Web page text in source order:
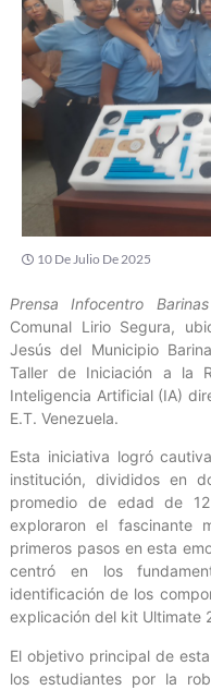
10 De Julio De 2025
Prensa Infocentro
Comunal Lirio Segura,
Jesús del Municipio
Taller de Iniciación a la
Inteligencia Artificial (IA)
E.T. Venezuela.
Esta iniciativa logró
institución, divididos en
promedio de edad de
exploraron el fascinante
primeros pasos en esta
centró en los
identificación de los
explicación del kit Ultimate
El objetivo principal de
los estudiantes por la